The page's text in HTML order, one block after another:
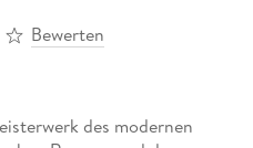
Bewerten
des modernen